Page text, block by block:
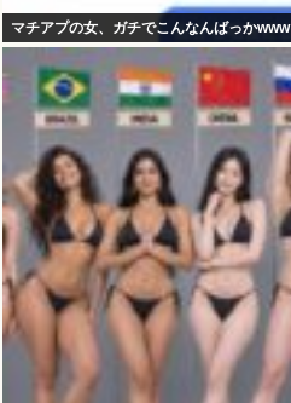
マチアプの女、ガチでこんなんばっかwww